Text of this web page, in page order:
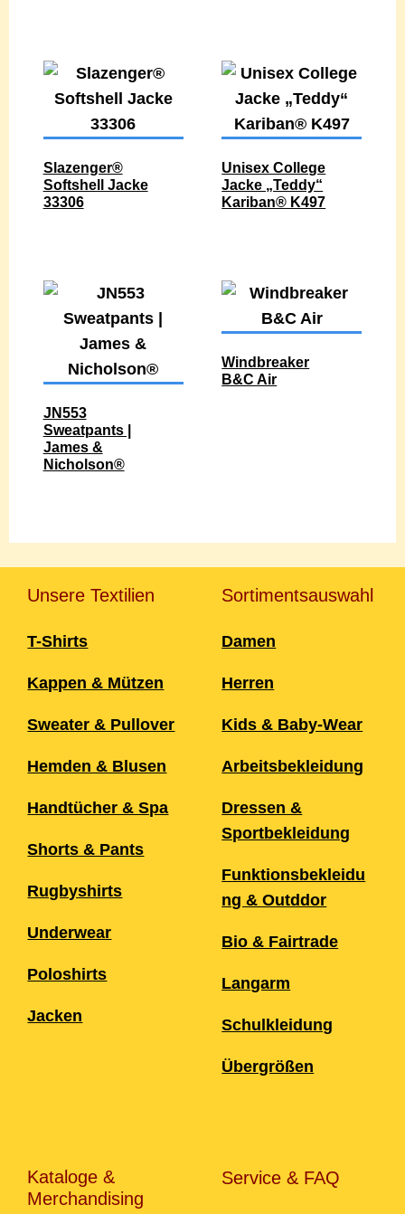
Slazenger®
Softshell Jacke
33306
Unisex College
Jacke „Teddy“
Kariban® K497
JN553
Sweatpants |
James &
Nicholson®
Windbreaker
B&C Air
Unsere Textilien
T-Shirts
Kappen & Mützen
Sweater & Pullover
Hemden & Blusen
Handtücher & Spa
Shorts & Pants
Rugbyshirts
Underwear
Poloshirts
Jacken
Sortimentsauswahl
Damen
Herren
Kids & Baby-Wear
Arbeitsbekleidung
Dressen &
Sportbekleidung
Funktionsbekleidu
ng & Outddor
Bio & Fairtrade
Langarm
Schulkleidung
Übergrößen
Kataloge &
Merchandising
Service & FAQ